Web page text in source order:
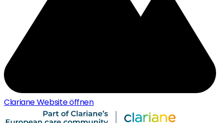
Clariane Website öffnen